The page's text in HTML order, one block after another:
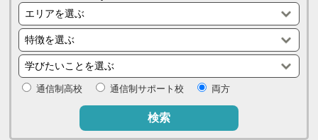
通信制高校 通信制サポート校 両方
検索